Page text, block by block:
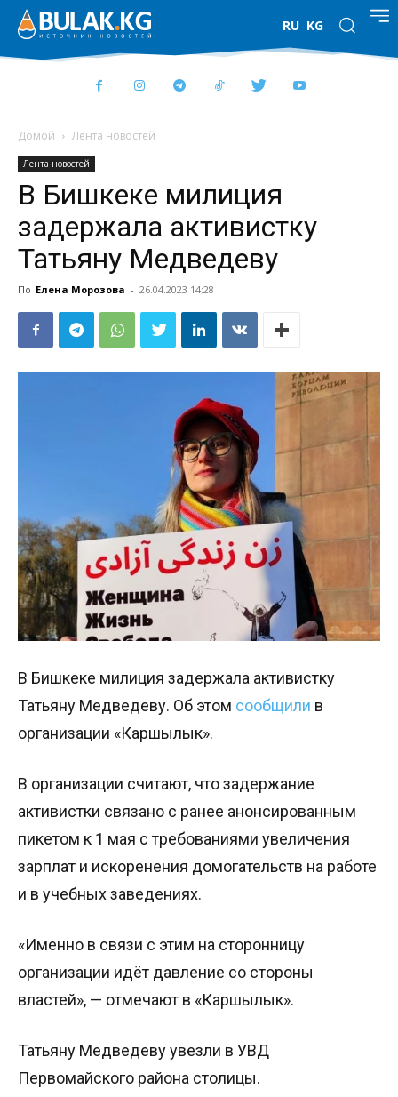
RU KG
Домой Лента новостей
Лента новостей
В Бишкеке милиция
задержала активистку
Татьяну Медведеву
По Елена Морозова - 26.04.2023 14:28
В Бишкеке милиция задержала активистку
Татьяну Медведеву. Об этом сообщили в
организации «Каршылык».
В организации считают, что задержание
активистки связано с ранее анонсированным
пикетом к 1 мая с требованиями увеличения
зарплат и искоренения домогательств на работе
и в учебных заведениях.
«Именно в связи с этим на сторонницу
организации идёт давление со стороны
властей», — отмечают в «Каршылык».
Татьяну Медведеву увезли в УВД
Первомайского района столицы.